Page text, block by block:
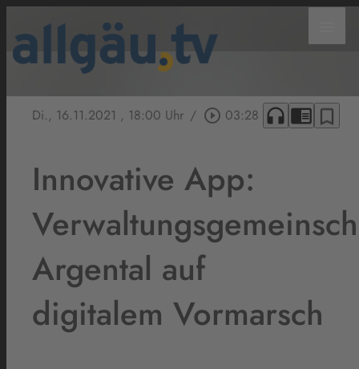
Di., 16.11.2021 , 18:00 Uhr / play_circle_outline 03:28 headphones chrome_reader_mode bookmark_border
Innovative App:
Argental auf
digitalem Vormarsch